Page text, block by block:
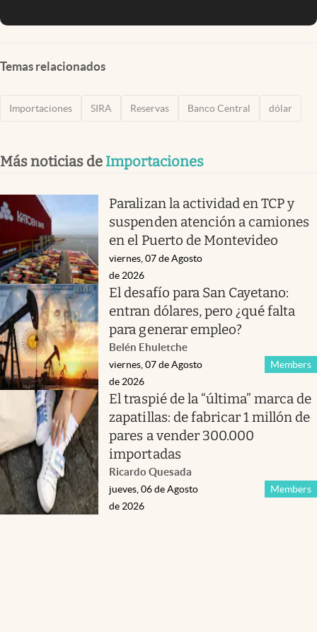
Temas relacionados
Importaciones SIRA Reservas Banco Central dólar
Más noticias de Importaciones
Paralizan la actividad en TCP y
suspenden atención a camiones
en el Puerto de Montevideo
viernes, 07 de Agosto
de 2026
El desafío para San Cayetano:
entran dólares, pero ¿qué falta
para generar empleo?
Belén Ehuletche
Members
viernes, 07 de Agosto
de 2026
El traspié de la “última” marca de
zapatillas: de fabricar 1 millón de
pares a vender 300.000
importadas
Ricardo Quesada
Members
jueves, 06 de Agosto
de 2026